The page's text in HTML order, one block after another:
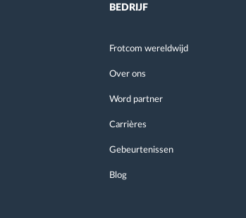
BEDRIJF
Frotcom wereldwijd
Over ons
Word partner
Carrières
Gebeurtenissen
Blog